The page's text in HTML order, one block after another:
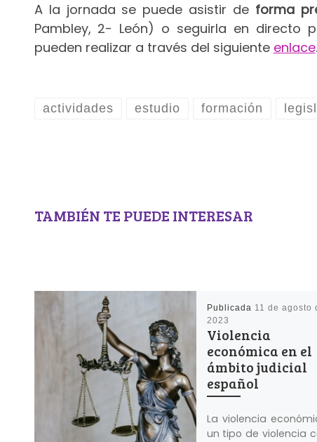
A la jornada se puede asistir de forma
Pambley, 2- León) o seguirla en directo
pueden realizar a través del siguiente enlace
actividades estudio formación
TAMBIÉN TE PUEDE INTERESAR
Publicada 11 de agosto
2023
Violencia
económica en el
ámbito judicial
español
La violencia
un tipo de violencia